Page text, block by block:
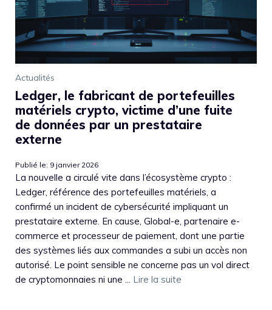
Actualités
Ledger, le fabricant de portefeuilles
matériels crypto, victime d’une fuite
de données par un prestataire
externe
Publié le: 9 janvier 2026
La nouvelle a circulé vite dans l’écosystème crypto :
Ledger, référence des portefeuilles matériels, a
confirmé un incident de cybersécurité impliquant un
prestataire externe. En cause, Global-e, partenaire e-
commerce et processeur de paiement, dont une partie
des systèmes liés aux commandes a subi un accès non
autorisé. Le point sensible ne concerne pas un vol direct
de cryptomonnaies ni une ... Lire la suite